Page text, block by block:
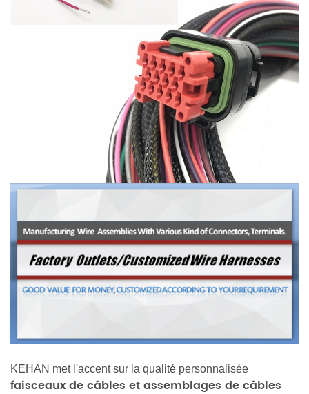
KEHAN met l'accent sur la qualité personnalisée
faisceaux de câbles et assemblages de câbles